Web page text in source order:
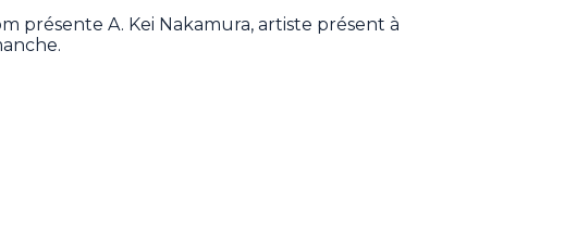
présente A. Kei Nakamura, artiste présent à